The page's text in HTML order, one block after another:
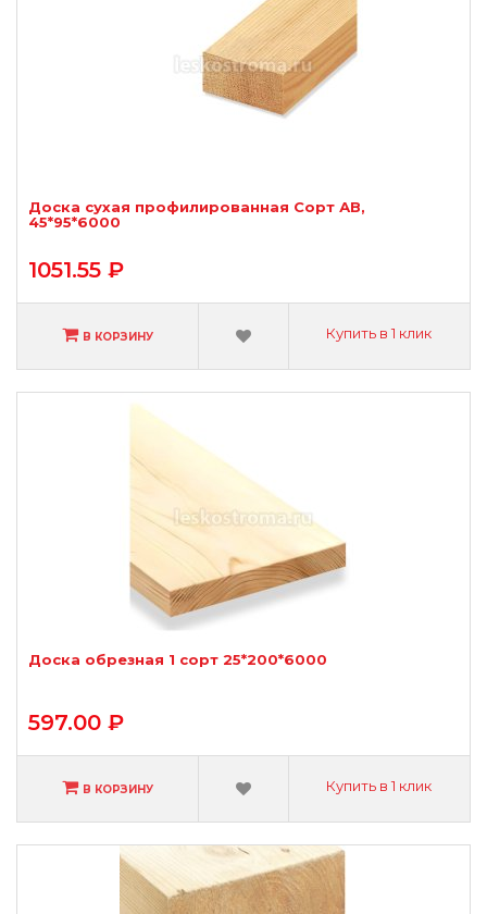
Доска сухая профилированная Сорт АВ,
45*95*6000
1051.55 ₽
В КОРЗИНУ Купить в 1 клик
Доска обрезная 1 сорт 25*200*6000
597.00 ₽
В КОРЗИНУ Купить в 1 клик